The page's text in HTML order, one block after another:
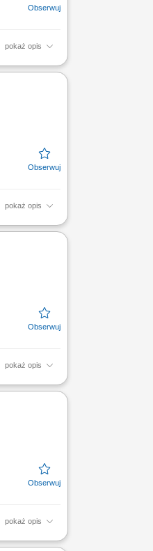
pokaż opis
pokaż opis
pokaż opis
pokaż opis